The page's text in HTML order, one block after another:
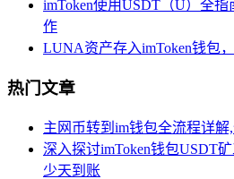
imToken使用USDT（U）全
作
LUNA资产存入imToken钱包
热门文章
主网币转到im钱包全流程详解
深入探讨imToken钱包USDT
少天到账